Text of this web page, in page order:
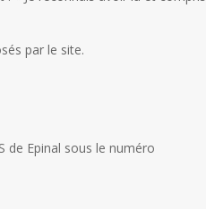
par le site.
de Epinal sous le numéro